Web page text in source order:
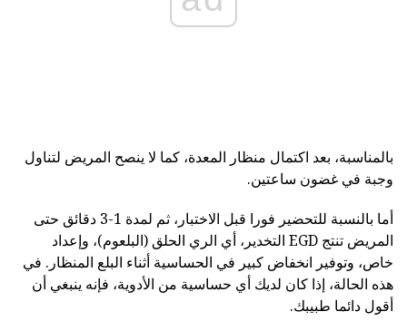
بالمناسبة، بعد اكتمال منظار المعدة، كما لا ينصح المريض لتناول
وجبة في غضون ساعتين.
أما بالنسبة للتحضير فورا قبل الاختبار، ثم لمدة 1-3 دقائق حتى
المريض تنتج EGD التخدير، أي الري الحلق (البلعوم)، وإعداد
خاص، وتوفير انخفاض كبير في الحساسية أثناء البلع المنظار. في
هذه الحالة، إذا كان لديك أي حساسية من الأدوية، فإنه ينبغي أن
أقول دائما طبيبك.